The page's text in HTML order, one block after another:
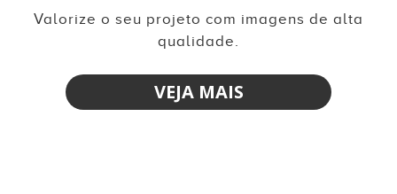
Valorize o seu projeto com imagens de alta
qualidade.
VEJA MAIS